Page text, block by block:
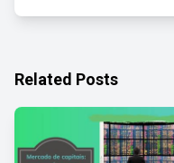
Related Posts